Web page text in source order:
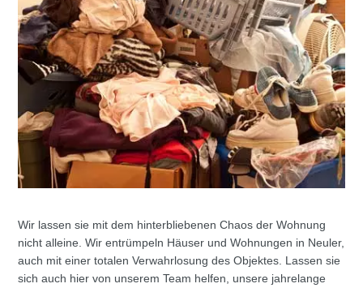
Wir lassen sie mit dem hinterbliebenen Chaos der Wohnung
nicht alleine. Wir entrümpeln Häuser und Wohnungen in Neuler,
auch mit einer totalen Verwahrlosung des Objektes. Lassen sie
sich auch hier von unserem Team helfen, unsere jahrelange